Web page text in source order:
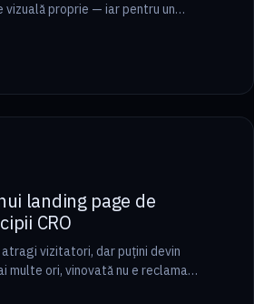
vizuală proprie — iar pentru un
facem…
9 min
landing page de
CRO
vizitatori, dar puțini devin
multe ori, vinovată nu e reclama,